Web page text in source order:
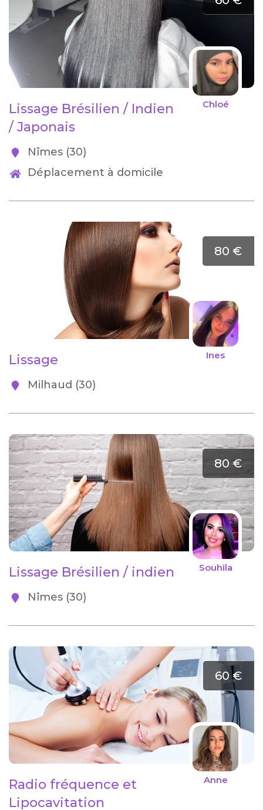
Chloé
Lissage Brésilien / Indien
/ Japonais
Nîmes (30)
Déplacement à domicile
80 €
Ines
Lissage
Milhaud (30)
80 €
Souhila
Lissage Brésilien / indien
Nîmes (30)
60 €
Anne
Radio fréquence et
Lipocavitation